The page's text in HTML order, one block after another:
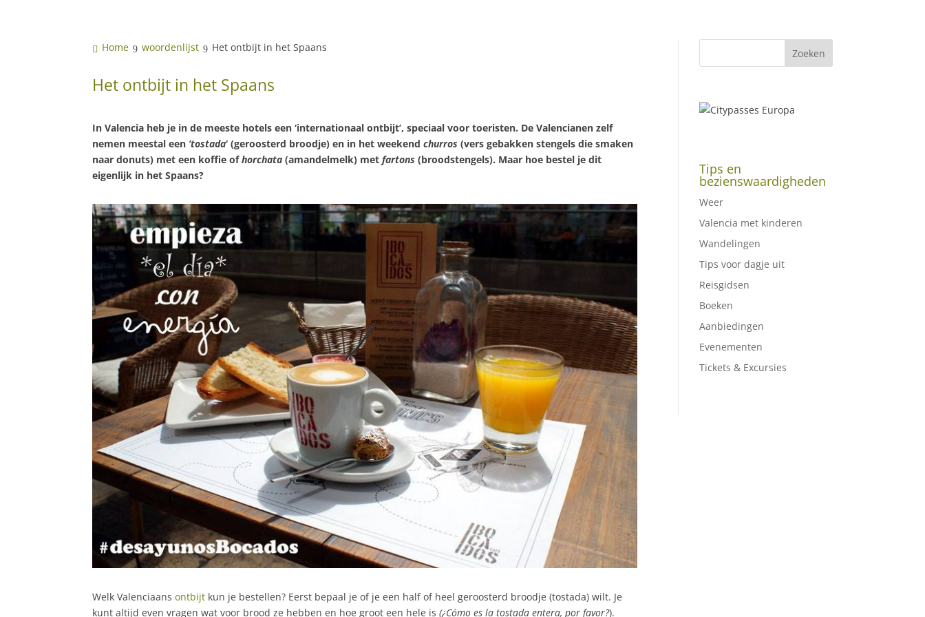
Home woordenlijst Het ontbijt in het Spaans
Het ontbijt in het Spaans
In Valencia heb je in de meeste hotels een ‘internationaal ontbijt’, speciaal voor toeristen. De Valencianen zelf
nemen meestal een ’tostada‘ (geroosterd broodje) en in het weekendchurros (vers gebakken stengels die smaken
naar donuts) met een koffie ofhorchata (amandelmelk) metfartons (broodstengels). Maar hoe bestel je dit
eigenlijk in het Spaans?
Welk Valenciaansontbijt kun je bestellen? Eerst bepaal je of je een half of heel geroosterd broodje (tostada) wilt. Je
kunt altijd even vragen wat voor brood ze hebben en hoe groot een hele is(¿Cómo es la tostada entera, por favor?).
Tips en
bezienswaardigheden
Weer
Valencia met kinderen
Wandelingen
Tips voor dagje uit
Reisgidsen
Boeken
Aanbiedingen
Evenementen
Tickets & Excursies